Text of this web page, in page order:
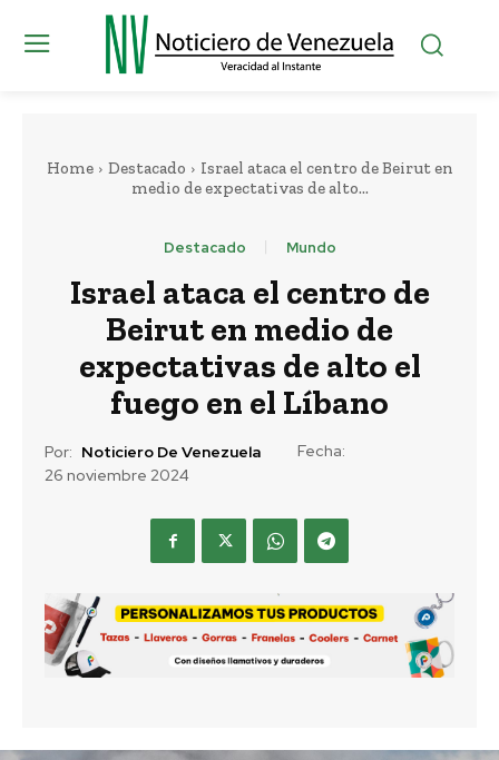
Home Destacado
Israel ataca el centro de Beirut en
medio de expectativas de alto...
Destacado Mundo
Israel ataca el centro de
Beirut en medio de
expectativas de alto el
fuego en el Líbano
Por: Noticiero De Venezuela
Fecha:
26 noviembre 2024